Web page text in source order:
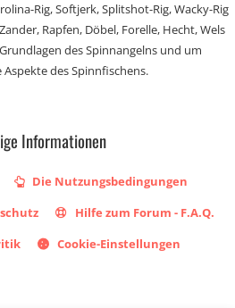
Rig, Softjerk, Splitshot-Rig, Wacky-Rig
Rapfen, Döbel, Forelle, Hecht, Wels
des Spinnangelns und um
des Spinnfischens.
Informationen
Die Nutzungsbedingungen
Hilfe zum Forum - F.A.Q.
Cookie-Einstellungen